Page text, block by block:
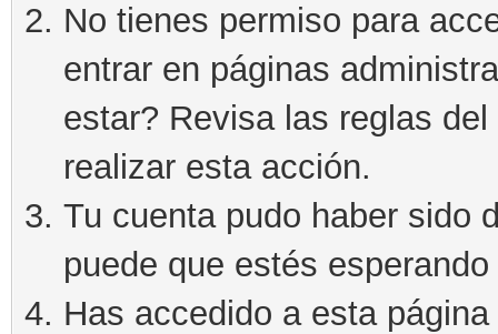
No tienes permiso para
entrar en páginas
estar? Revisa las reglas
realizar esta acción.
Tu cuenta pudo haber sido
puede que estés
Has accedido a esta